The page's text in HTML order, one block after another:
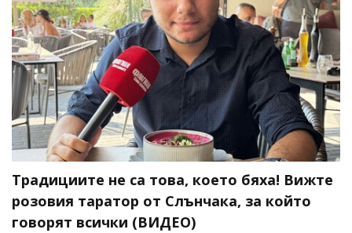
Традициите не са това, което бяха! Вижте
розовия таратор от Слънчака, за който
говорят всички (ВИДЕО)